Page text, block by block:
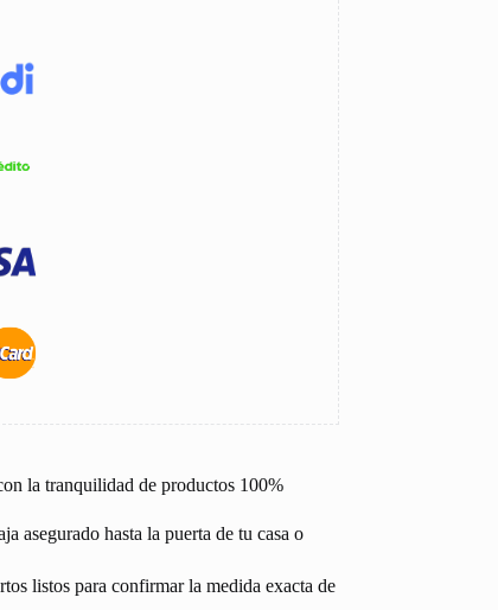
la tranquilidad de productos 100%
asegurado hasta la puerta de tu casa o
listos para confirmar la medida exacta de